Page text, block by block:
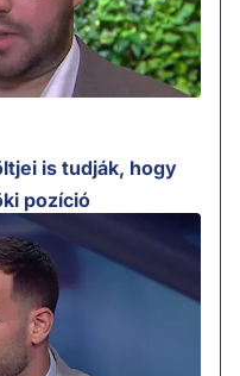
is tudják, hogy
pozíció